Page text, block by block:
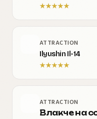
★★★★★
ATTRACTION
Ilyushin Il-14
★★★★★
ATTRACTION
Влакче на